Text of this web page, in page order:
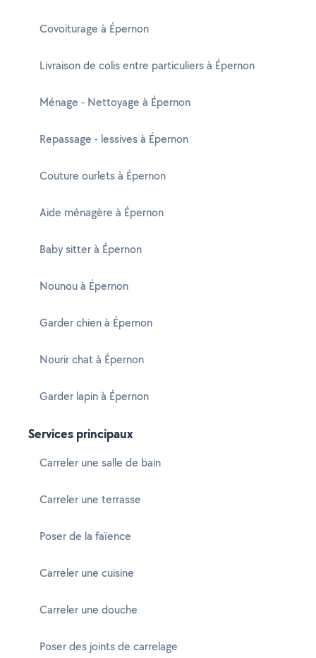
Covoiturage à Épernon
Livraison de colis entre particuliers à Épernon
Ménage - Nettoyage à Épernon
Repassage - lessives à Épernon
Couture ourlets à Épernon
Aide ménagère à Épernon
Baby sitter à Épernon
Nounou à Épernon
Garder chien à Épernon
Nourir chat à Épernon
Garder lapin à Épernon
Services principaux
Carreler une salle de bain
Carreler une terrasse
Poser de la faïence
Carreler une cuisine
Carreler une douche
Poser des joints de carrelage